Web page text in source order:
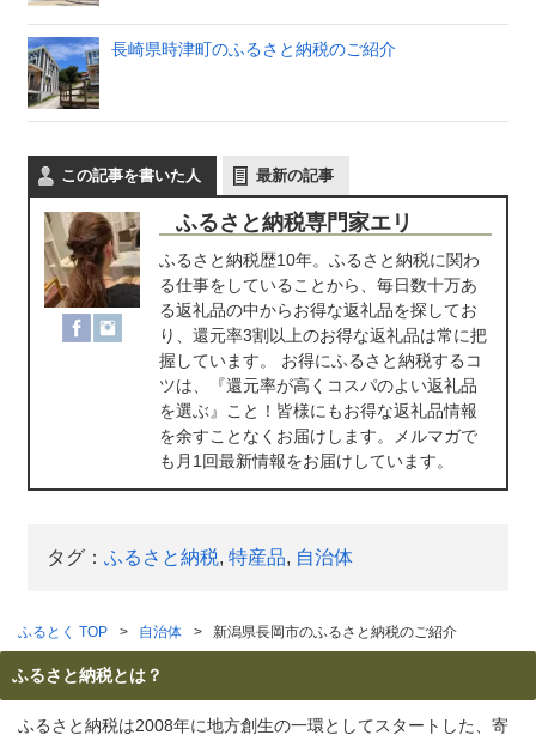
長崎県時津町のふるさと納税のご紹介
この記事を書いた人 最新の記事
ふるさと納税専門家エリ
ふるさと納税歴10年。ふるさと納税に関わ
る仕事をしていることから、毎日数十万あ
る返礼品の中からお得な返礼品を探してお
り、還元率3割以上のお得な返礼品は常に把
握しています。 お得にふるさと納税するコ
ツは、『還元率が高くコスパのよい返礼品
を選ぶ』こと！皆様にもお得な返礼品情報
を余すことなくお届けします。メルマガで
も月1回最新情報をお届けしています。
タグ： ふるさと納税, 特産品, 自治体
ふるとく TOP 自治体 新潟県長岡市のふるさと納税のご紹介
ふるさと納税とは？
ふるさと納税は2008年に地方創生の一環としてスタートした、寄